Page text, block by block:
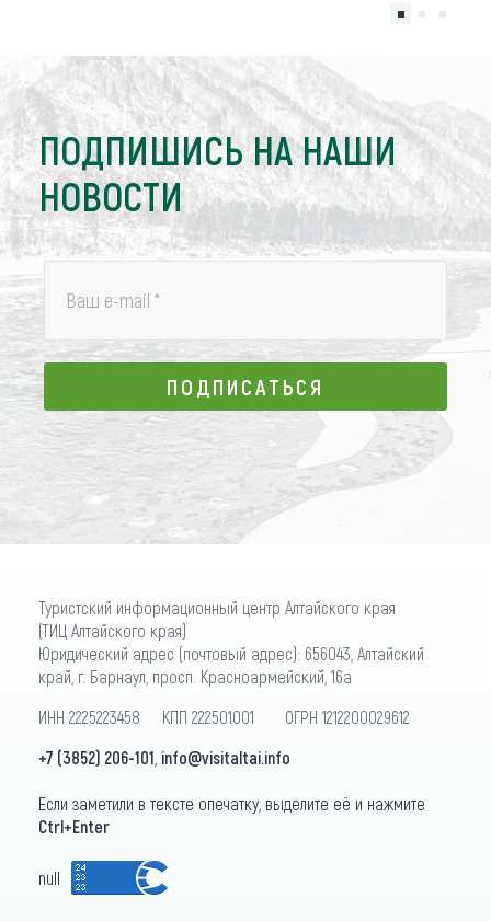
ПОДПИШИСЬ НА НАШИ
НОВОСТИ
Ваш e-mail *
ПОДПИСАТЬСЯ
ПОДПИСАТЬСЯ
Туристский информационный центр Алтайского края
(ТИЦ Алтайского края)
Юридический адрес (почтовый адрес): 656043, Алтайский
край, г. Барнаул, просп. Красноармейский, 16а
ИНН 2225223458 КПП 222501001 ОГРН 1212200029612
+7 (3852) 206-101 info@visitaltai.info
Если заметили в тексте опечатку, выделите её и нажмите
Ctrl+Enter
null